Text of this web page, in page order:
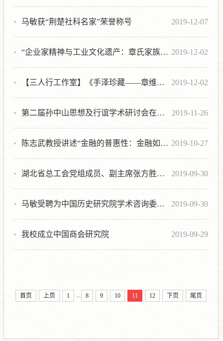
马敏获“荆楚社科名家”荣誉称号 2019-12-07
“企业家精神与工业文化遗产：章氏家族与近代中国实业”研讨会在安徽芜湖召开 2019-12-02
【三人行工作室】《手泽珍藏——章维藩函札手稿汇编》首次亮相芜湖 2019-12-02
第二届孙中山思想及行谊学术研讨会在校举行 2019-11-26
陈志武教授讲述“金融的普惠性：金融如何解放婚姻？” 2019-10-27
湖北省总工会党组成员、副主席张方胜一行看望“湖北省劳动模范”章开沅先生 2019-09-30
马敏受聘为中国历史研究院学术咨询委员会委员 2019-09-30
我校成立中国商会研究院 2019-09-29
首页 上页 1 8 9 10 11 12 下页 尾页